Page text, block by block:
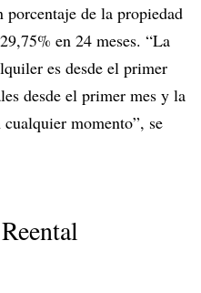
de la propiedad
en 24 meses. “La
es desde el primer
desde el primer mes y la
momento”, se